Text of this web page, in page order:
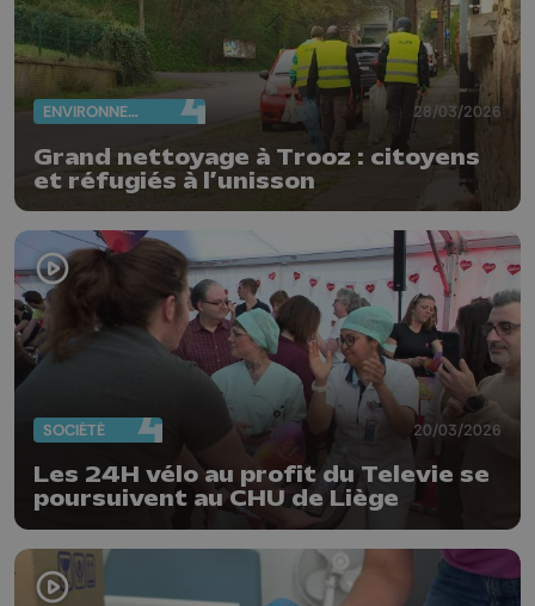
ENVIRONNEMENT 28/03/2026
Grand nettoyage à Trooz : citoyens
et réfugiés à l’unisson
SOCIÉTÉ 20/03/2026
Les 24H vélo au profit du Televie se
poursuivent au CHU de Liège